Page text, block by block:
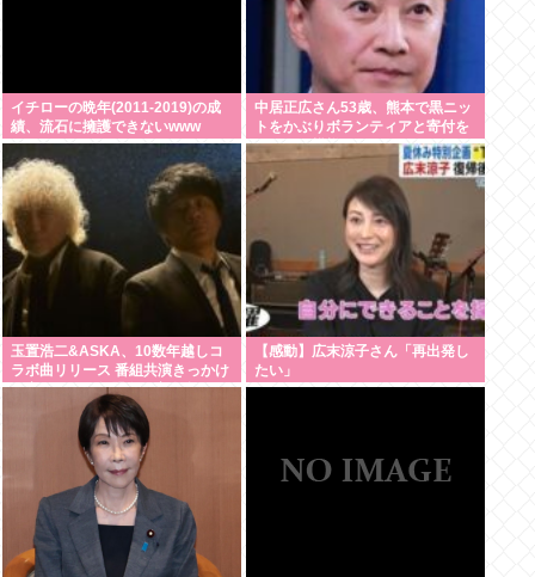
イチローの晩年(2011-2019)の成
績、流石に擁護できないwww
中居正広さん53歳、熊本で黒ニッ
トをかぶりボランティアと寄付を
している模様
玉置浩二&ASKA、10数年越しコ
ラボ曲リリース 番組共演きっかけ
で実現…同い年盟友の完全合作
【感動】広末涼子さん「再出発し
たい」